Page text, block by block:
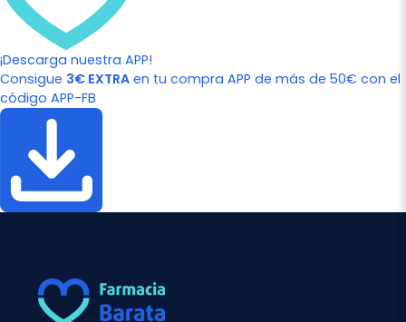
¡Descarga nuestra APP!
Consigue 3€ EXTRA en tu compra APP de más de 50€ con el
código APP-FB